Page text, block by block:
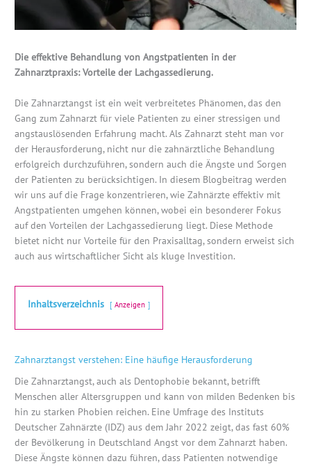
Die effektive Behandlung von Angstpatienten in der
Zahnarztpraxis: Vorteile der Lachgassedierung.
Die Zahnarztangst ist ein weit verbreitetes Phänomen, das den
Gang zum Zahnarzt für viele Patienten zu einer stressigen und
angstauslösenden Erfahrung macht. Als Zahnarzt steht man vor
der Herausforderung, nicht nur die zahnärztliche Behandlung
erfolgreich durchzuführen, sondern auch die Ängste und Sorgen
der Patienten zu berücksichtigen. In diesem Blogbeitrag werden
wir uns auf die Frage konzentrieren, wie Zahnärzte effektiv mit
Angstpatienten umgehen können, wobei ein besonderer Fokus
auf den Vorteilen der Lachgassedierung liegt. Diese Methode
bietet nicht nur Vorteile für den Praxisalltag, sondern erweist sich
auch aus wirtschaftlicher Sicht als kluge Investition.
Inhaltsverzeichnis Anzeigen
Zahnarztangst verstehen: Eine häufige Herausforderung
Die Zahnarztangst, auch als Dentophobie bekannt, betrifft
Menschen aller Altersgruppen und kann von milden Bedenken bis
hin zu starken Phobien reichen. Eine Umfrage des Instituts
Deutscher Zahnärzte (IDZ) aus dem Jahr 2022 zeigt, das fast 60%
der Bevölkerung in Deutschland Angst vor dem Zahnarzt haben.
Diese Ängste können dazu führen, dass Patienten notwendige